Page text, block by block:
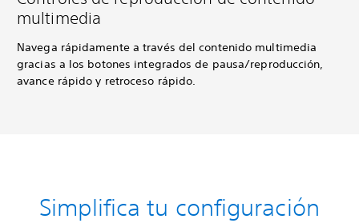
multimedia
Navega rápidamente a través del contenido multimedia
gracias a los botones integrados de pausa/reproducción,
avance rápido y retroceso rápido.
Simplifica tu configuración